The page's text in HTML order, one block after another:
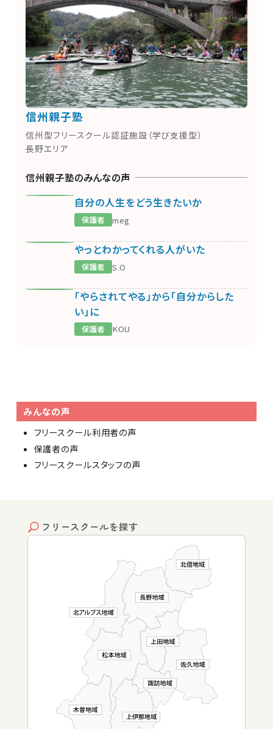
信州親子塾
信州型フリースクール認証施設（学び支援型）
長野エリア
信州親子塾のみんなの声
PICTURE 自分の人生をどう生きたいか
保護者 meg
PICTURE やっとわかってくれる人がいた
保護者 S.O
PICTURE
「やらされてやる」から「自分からした
い」に
保護者 KOU
みんなの声
フリースクール利用者の声
保護者の声
フリースクールスタッフの声
フリースクールを探す